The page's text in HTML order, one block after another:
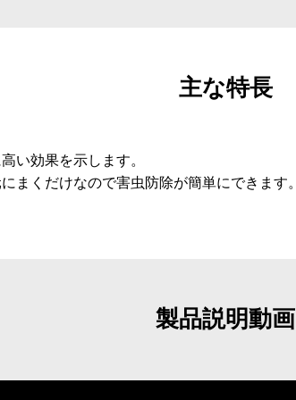
主な特長
い効果を示します。
まくだけなので害虫防除が簡単にできます。
製品説明動画